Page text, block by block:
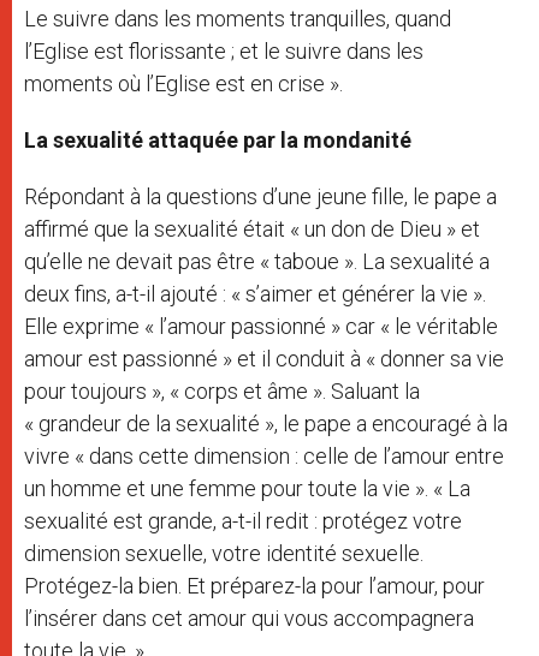
Le suivre dans les moments tranquilles, quand
l’Eglise est florissante ; et le suivre dans les
moments où l’Eglise est en crise ».
La sexualité attaquée par la mondanité
Répondant à la questions d’une jeune fille, le pape a
affirmé que la sexualité était « un don de Dieu » et
qu’elle ne devait pas être « taboue ». La sexualité a
deux fins, a-t-il ajouté : « s’aimer et générer la vie ».
Elle exprime « l’amour passionné » car « le véritable
amour est passionné » et il conduit à « donner sa vie
pour toujours », « corps et âme ». Saluant la
« grandeur de la sexualité », le pape a encouragé à la
vivre « dans cette dimension : celle de l’amour entre
un homme et une femme pour toute la vie ». « La
sexualité est grande, a-t-il redit : protégez votre
dimension sexuelle, votre identité sexuelle.
Protégez-la bien. Et préparez-la pour l’amour, pour
l’insérer dans cet amour qui vous accompagnera
toute la vie. »